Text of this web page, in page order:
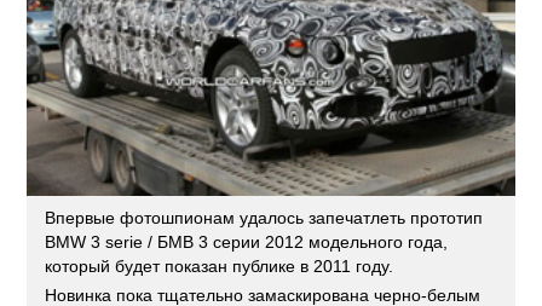
Впервые фотошпионам удалось запечатлеть прототип
BMW 3 serie / БМВ 3 серии 2012 модельного года,
который будет показан публике в 2011 году.
Новинка пока тщательно замаскирована черно-белым